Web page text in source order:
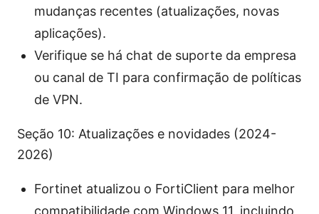
mudanças recentes (atualizações, novas
aplicações).
Verifique se há chat de suporte da empresa
ou canal de TI para confirmação de políticas
de VPN.
Seção 10: Atualizações e novidades (2024-
2026)
Fortinet atualizou o FortiClient para melhor
compatibilidade com Windows 11, incluindo